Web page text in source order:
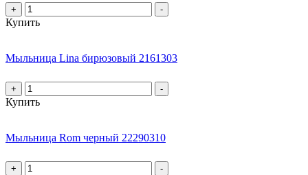
+ -
Купить
Мыльница Lina бирюзовый 2161303
+ -
Купить
Мыльница Rom черный 22290310
+ -